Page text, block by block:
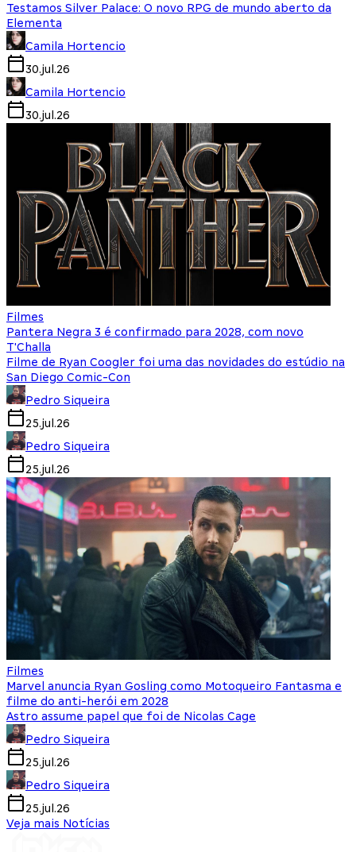
Testamos Silver Palace: O novo RPG de mundo aberto da
Elementa
Camila Hortencio
30.jul.26
Camila Hortencio
30.jul.26
Filmes
Pantera Negra 3 é confirmado para 2028, com novo
T'Challa
Filme de Ryan Coogler foi uma das novidades do estúdio na
San Diego Comic-Con
Pedro Siqueira
25.jul.26
Pedro Siqueira
25.jul.26
Filmes
Marvel anuncia Ryan Gosling como Motoqueiro Fantasma e
filme do anti-herói em 2028
Astro assume papel que foi de Nicolas Cage
Pedro Siqueira
25.jul.26
Pedro Siqueira
25.jul.26
Veja mais Notícias